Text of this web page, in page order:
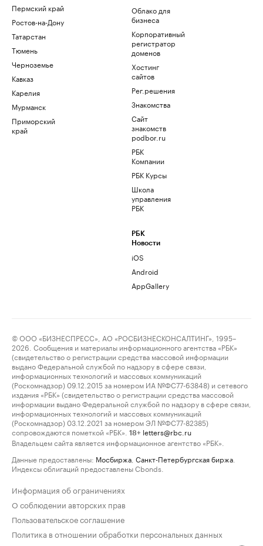
Пермский край
Ростов-на-Дону
Татарстан
Тюмень
Черноземье
Кавказ
Карелия
Мурманск
Приморский
край
Облако для
бизнеса
Корпоративный
регистратор
доменов
Хостинг
сайтов
Рег.решения
Знакомства
Сайт
знакомств
podbor.ru
РБК
Компании
РБК Курсы
Школа
управления
РБК
РБК
Новости
iOS
Android
AppGallery
© ООО «БИЗНЕСПРЕСС», АО «РОСБИЗНЕСКОНСАЛТИНГ», 1995–
2026. Сообщения и материалы информационного агентства «РБК»
(свидетельство о регистрации средства массовой информации
выдано Федеральной службой по надзору в сфере связи,
информационных технологий и массовых коммуникаций
(Роскомнадзор) 09.12.2015 за номером ИА №ФС77-63848) и сетевого
издания «РБК» (свидетельство о регистрации средства массовой
информации выдано Федеральной службой по надзору в сфере связи,
информационных технологий и массовых коммуникаций
(Роскомнадзор) 03.12.2021 за номером ЭЛ №ФС77-82385)
сопровождаются пометкой «РБК».
18+ letters@rbc.ru
Владельцем сайта является информационное агентство «РБК».
Данные предоставлены: Мосбиржа Санкт-Петербургская биржа
Индексы облигаций предоставлены Cbonds.
Информация об ограничениях
О соблюдении авторских прав
Пользовательское соглашение
Политика в отношении обработки персональных данных